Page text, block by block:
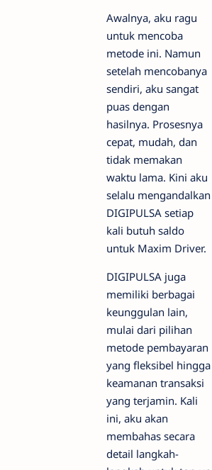
Awalnya, aku ragu
untuk mencoba
metode ini. Namun
setelah mencobanya
sendiri, aku sangat
puas dengan
hasilnya. Prosesnya
cepat, mudah, dan
tidak memakan
waktu lama. Kini aku
selalu mengandalkan
DIGIPULSA setiap
kali butuh saldo
untuk Maxim Driver.
DIGIPULSA juga
memiliki berbagai
keunggulan lain,
mulai dari pilihan
metode pembayaran
yang fleksibel hingga
keamanan transaksi
yang terjamin. Kali
ini, aku akan
membahas secara
detail langkah-